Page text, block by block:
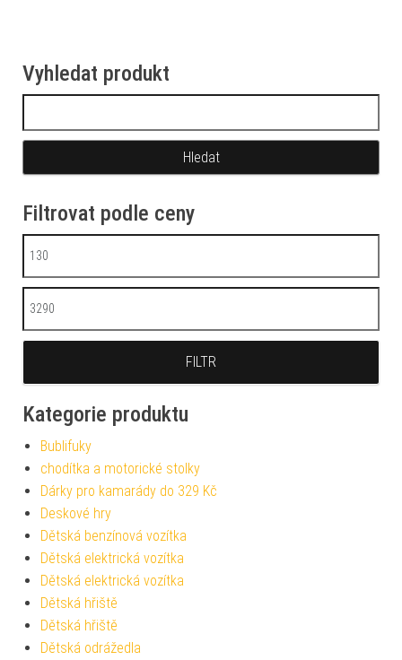
Vyhledat produkt
Filtrovat podle ceny
Minimální cena
Maximální cena
FILTR
Kategorie produktu
Bublifuky
chodítka a motorické stolky
Dárky pro kamarády do 329 Kč
Deskové hry
Dětská benzínová vozítka
Dětská elektrická vozítka
Dětská elektrická vozítka
Dětská hřiště
Dětská hřiště
Dětská odrážedla